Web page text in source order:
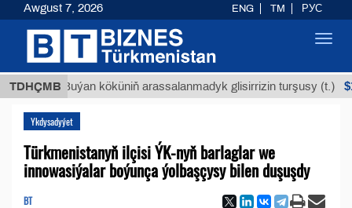
TDHÇMB
Buýan köküniň arassalanmadyk glisirrizin turşusy (t.) $12935,18
Ykdysadyýet
Türkmenistanyň ilçisi ÝK-nyň barlaglar we
innowasiýalar boýunça ýolbaşçysy bilen duşuşdy
BT
Awgust 7, 2026 ENG TM РУС